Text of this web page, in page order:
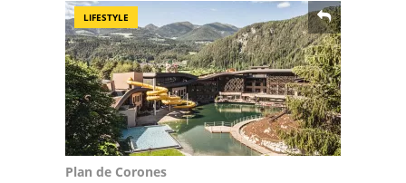
LIFESTYLE
Plan de Corones